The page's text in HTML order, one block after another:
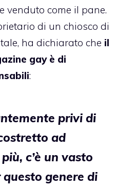
venduto come il pane.
di un chiosco di
ha dichiarato che il
gay è di
:
privi di
ad
c’è un vasto
genere di